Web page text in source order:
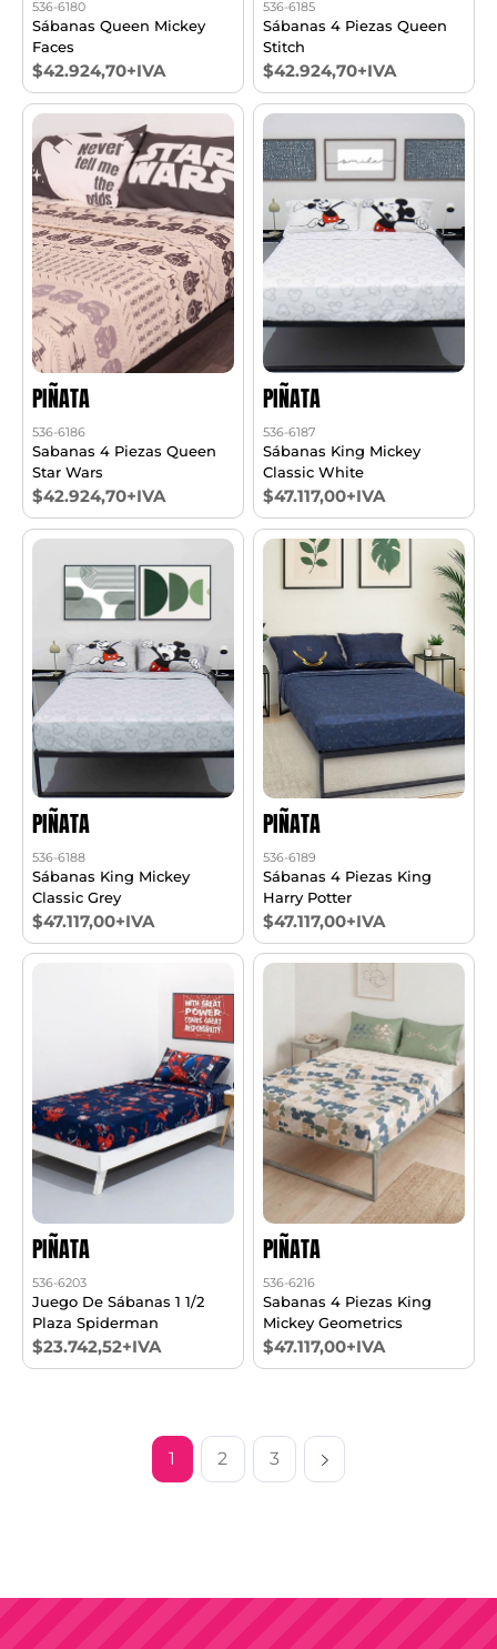
536-6180
Sábanas Queen Mickey
Faces
$42.924,70+IVA
536-6185
Sábanas 4 Piezas Queen
Stitch
$42.924,70+IVA
PIÑATA
536-6186
Sabanas 4 Piezas Queen
Star Wars
$42.924,70+IVA
PIÑATA
536-6187
Sábanas King Mickey
Classic White
$47.117,00+IVA
PIÑATA
536-6188
Sábanas King Mickey
Classic Grey
$47.117,00+IVA
PIÑATA
536-6189
Sábanas 4 Piezas King
Harry Potter
$47.117,00+IVA
PIÑATA
536-6203
Juego De Sábanas 1 1/2
Plaza Spiderman
$23.742,52+IVA
PIÑATA
536-6216
Sabanas 4 Piezas King
Mickey Geometrics
$47.117,00+IVA
1 2 3